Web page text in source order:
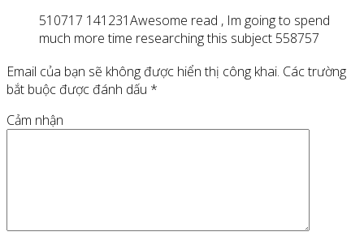
510717 141231Awesome read , Im going to spend
much more time researching this subject 558757
Email của bạn sẽ không được hiển thị công khai. Các trường
bắt buộc được đánh dấu *
Cảm nhận